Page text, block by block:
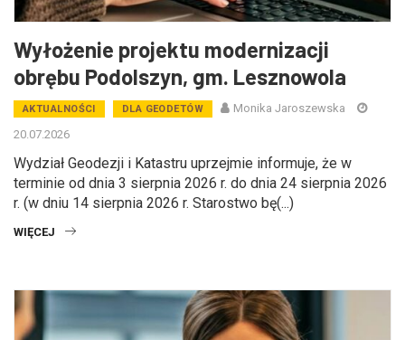
Wyłożenie projektu modernizacji
obrębu Podolszyn, gm. Lesznowola
AKTUALNOŚCI DLA GEODETÓW
Monika Jaroszewska
20.07.2026
Wydział Geodezji i Katastru uprzejmie informuje, że w
terminie od dnia 3 sierpnia 2026 r. do dnia 24 sierpnia 2026
r. (w dniu 14 sierpnia 2026 r. Starostwo bę(...)
WIĘCEJ